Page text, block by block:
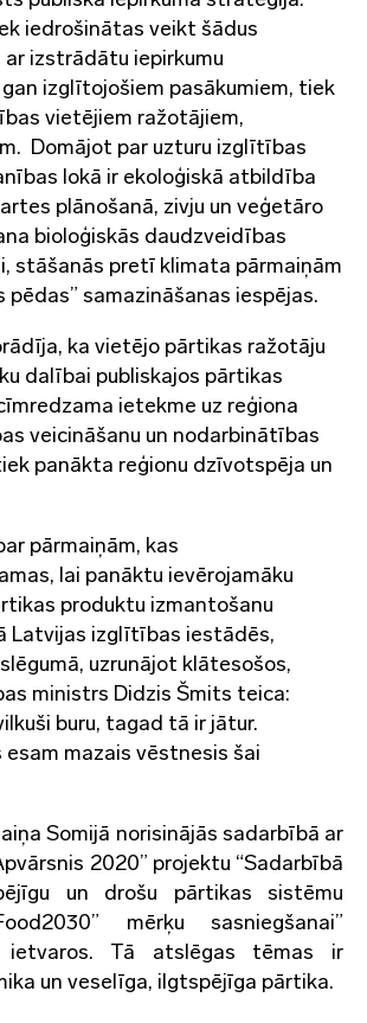
iedrošinātas veikt šādus
ar izstrādātu iepirkumu
izglītojošiem pasākumiem, tiek
vietējiem ražotājiem,
Domājot par uzturu izglītības
lokā ir ekoloģiskā atbildība
plānošanā, zivju un veģetāro
bioloģiskās daudzveidības
stāšanās pretī klimata pārmaiņām
pēdas” samazināšanas iespējas.
ka vietējo pārtikas ražotāju
dalībai publiskajos pārtikas
ietekme uz reģiona
veicināšanu un nodarbinātības
panākta reģionu dzīvotspēja un
pārmaiņām, kas
lai panāktu ievērojamāku
produktu izmantošanu
Latvijas izglītības iestādēs,
uzrunājot klātesošos,
ministrs Didzis Šmits teica:
buru, tagad tā ir jātur.
esam mazais vēstnesis šai
Somijā norisinājās sadarbībā ar
2020” projektu “Sadarbībā
un drošu pārtikas sistēmu
mērķu sasniegšanai”
Tā atslēgas tēmas ir
un veselīga, ilgtspējīga pārtika.